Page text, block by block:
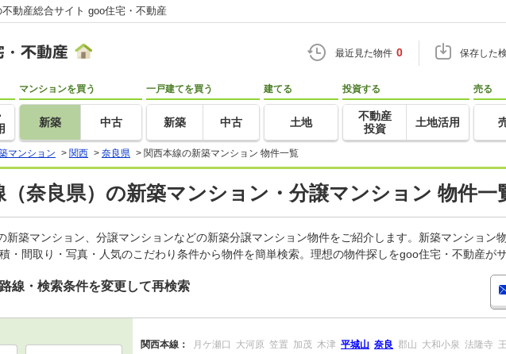
動産総合サイト goo住宅・不動産
最近見た物件 0 保存した
マンションを買う
新築 中古
一戸建てを買う
新築 中古
建てる
土地
投資する
不動産
投資
土地活用
売る
マンション > 関西 > 奈良県 > 関西本線の新築マンション 物件一覧
（奈良県）の新築マンション・分譲マンション 物件一
新築マンション、分譲マンションなどの新築分譲マンション物件をご紹介します。新築マンション
・間取り・写真・人気のこだわり条件から物件を簡単検索。理想の物件探しをgoo住宅・不動産がサ
線・検索条件を変更して再検索
関西本線： 月ケ瀬口 大河原 笠置 加茂 木津 平城山 奈良 郡山 大和小泉 法隆寺